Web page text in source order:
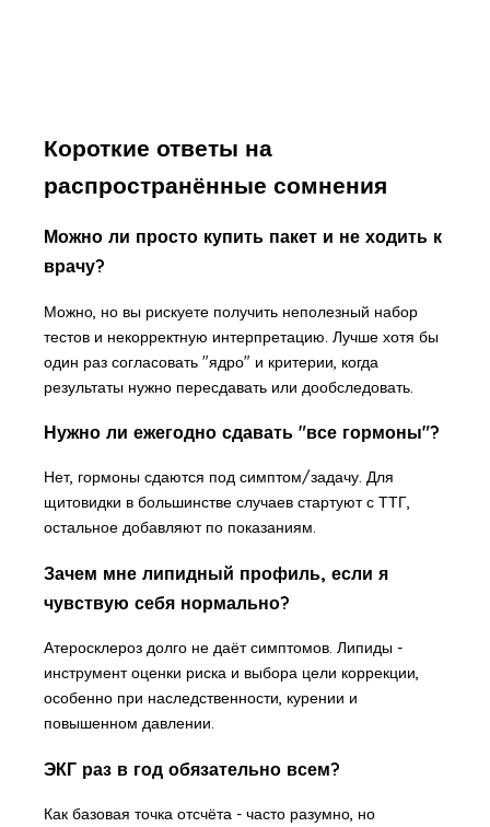
Короткие ответы на
распространённые сомнения
Можно ли просто купить пакет и не ходить к
врачу?
Можно, но вы рискуете получить неполезный набор
тестов и некорректную интерпретацию. Лучше хотя бы
один раз согласовать "ядро" и критерии, когда
результаты нужно пересдавать или дообследовать.
Нужно ли ежегодно сдавать "все гормоны"?
Нет, гормоны сдаются под симптом/задачу. Для
щитовидки в большинстве случаев стартуют с ТТГ,
остальное добавляют по показаниям.
Зачем мне липидный профиль, если я
чувствую себя нормально?
Атеросклероз долго не даёт симптомов. Липиды -
инструмент оценки риска и выбора цели коррекции,
особенно при наследственности, курении и
повышенном давлении.
ЭКГ раз в год обязательно всем?
Как базовая точка отсчёта - часто разумно, но